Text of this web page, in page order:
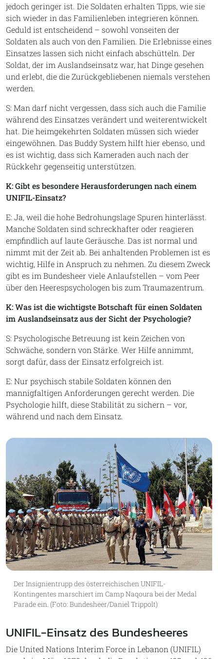
jedoch geringer ist. Die Soldaten erhalten Tipps, wie sie
sich wieder in das Familienleben integrieren können.
Geduld ist entscheidend – sowohl vonseiten der
Soldaten als auch von den Familien. Die Erlebnisse eines
Einsatzes lassen sich nicht einfach abschütteln. Der
Soldat, der im Auslandseinsatz war, hat Dinge gesehen
und erlebt, die die Zurückgebliebenen niemals verstehen
werden.
S: Man darf nicht vergessen, dass sich auch die Familie
während des Einsatzes verändert und weiterentwickelt
hat. Die heimgekehrten Soldaten müssen sich wieder
eingewöhnen. Das Buddy System hilft hier ebenso, und
es ist wichtig, dass sich Kameraden auch nach der
Rückkehr gegenseitig unterstützen.
K: Gibt es besondere Herausforderungen nach einem
UNIFIL-Einsatz?
E: Ja, weil die hohe Bedrohungslage Spuren hinterlässt.
Manche Soldaten sind schreckhafter oder reagieren
empfindlich auf laute Geräusche. Das ist normal und
nimmt mit der Zeit ab. Bei anhaltenden Problemen ist es
wichtig, Hilfe in Anspruch zu nehmen. Zu diesem Zweck
gibt es im Bundesheer viele Anlaufstellen – vom Peer
über den Heerespsychologen bis zum Traumazentrum.
K: Was ist die wichtigste Botschaft für einen Soldaten
im Auslandseinsatz aus der Sicht der Psychologie?
S: Psychologische Betreuung ist kein Zeichen von
Schwäche, sondern von Stärke. Wer Hilfe annimmt,
sorgt dafür, dass der Einsatz erfolgreich ist.
E: Nur psychisch stabile Soldaten können den
mannigfaltigen Anforderungen gerecht werden. Die
Psychologie hilft, diese Stabilität zu sichern – vor,
während und nach dem Einsatz.
Der Insignientrupp des österreichischen UNIFIL-
Kontingentes marschiert im Camp Naqoura bei der Medal
Parade ein. (Foto: Bundesheer/Daniel Trippolt)
UNIFIL-Einsatz des Bundesheeres
Die United Nations Interim Force in Lebanon (UNIFIL)